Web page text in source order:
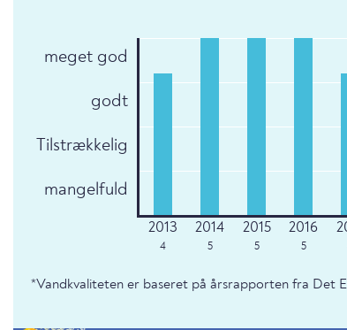
meget god
godt
Tilstrækkelig
mangelfuld
4 5 5 5
*Vandkvaliteten er baseret på årsrapporten fra Det